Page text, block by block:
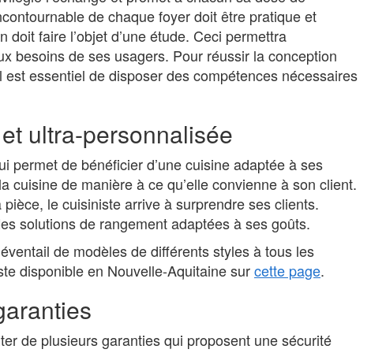
de chaque foyer doit être pratique et
faire l’objet d’une étude. Ceci permettra
besoins de ses usagers. Pour réussir la conception
essentiel de disposer des compétences nécessaires
ultra-personnalisée
permet de bénéficier d’une cuisine adaptée à ses
cuisine de manière à ce qu’elle convienne à son client.
le cuisiniste arrive à surprendre ses clients.
solutions de rangement adaptées à ses goûts.
de modèles de différents styles à tous les
disponible en Nouvelle-Aquitaine surcette page.
de plusieurs garanties qui proposent une sécurité
outils indispensables pour structurer
son organisation
fsqp_fr
Maîtriser la cartographie des processus
représente aujourd’hui un levier stratégique
pour structurer efficacement une organisation.
Cette démarche procure une représentation
visuelle claire et partagée des...